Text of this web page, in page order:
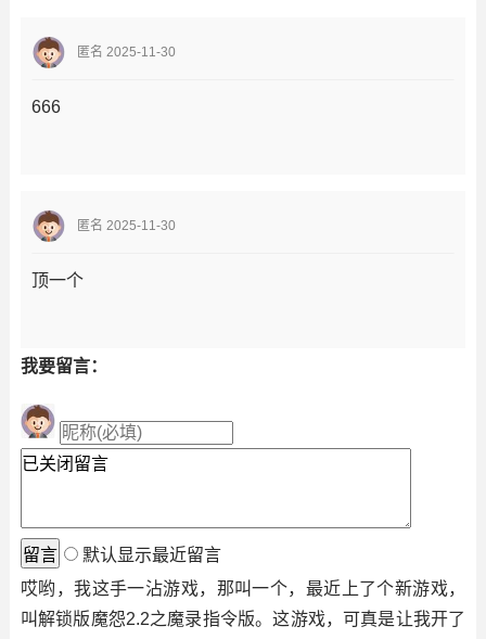
匿名 2025-11-30
666
匿名 2025-11-30
顶一个
我要留言：
默认显示最近留言
哎哟，我这手一沾游戏，那叫一个，最近上了个新游戏，
叫解锁版魔怨2.2之魔录指令版。这游戏，可真是让我开了